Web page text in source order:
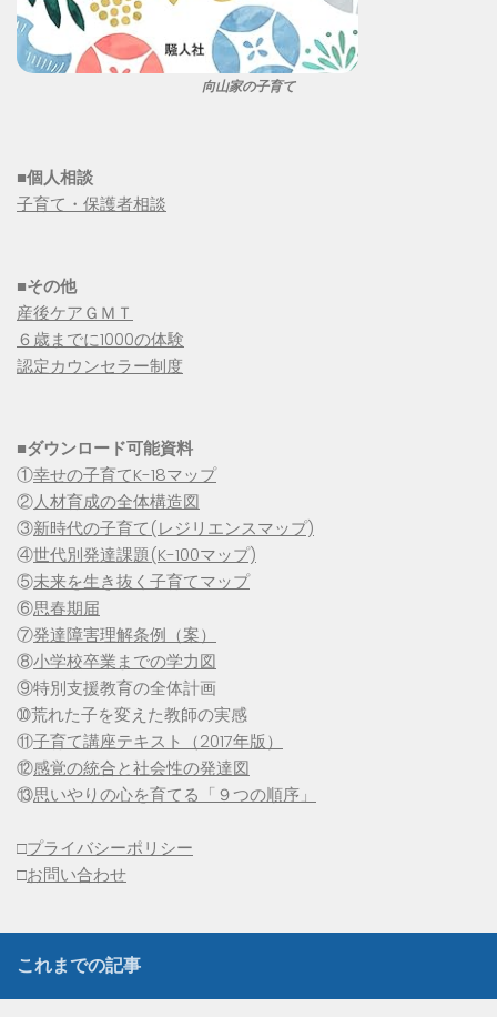
向山家の子育て
■個人相談
子育て・保護者相談
■その他
産後ケアＧＭＴ
６歳までに1000の体験
認定カウンセラー制度
■ダウンロード可能資料
①幸せの子育てK-18マップ
②人材育成の全体構造図
③新時代の子育て(レジリエンスマップ)
④世代別発達課題(K-100マップ)
⑤未来を生き抜く子育てマップ
⑥思春期届
⑦発達障害理解条例（案）
⑧小学校卒業までの学力図
⑨特別支援教育の全体計画
➉荒れた子を変えた教師の実感
⑪子育て講座テキスト（2017年版）
⑫感覚の統合と社会性の発達図
⑬思いやりの心を育てる「９つの順序」
□プライバシーポリシー
□お問い合わせ
これまでの記事